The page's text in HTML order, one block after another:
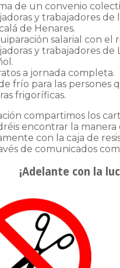
de un convenio
y trabajadores de
de Henares.
salarial con el
y trabajadores de
a jornada completa.
frío para las persones
frigoríficas.
compartimos los
encontrar la manera
con la caja de
de comunicados
¡Adelante con la